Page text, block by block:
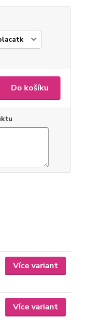
Do košíku
Více variant
Více variant